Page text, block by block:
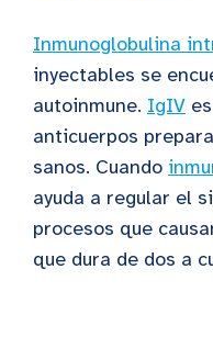
Inmunoglobulina
inyectables se
autoinmune. IgIV
anticuerpos
sanos. Cuando
ayuda a regular el
procesos que
que dura de dos a